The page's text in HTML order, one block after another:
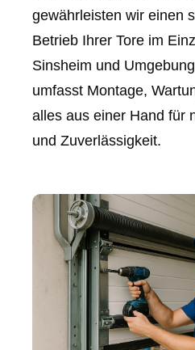
gewährleisten wir einen
Betrieb Ihrer Tore im
Sinsheim und
umfasst Montage,
alles aus einer Hand für
und Zuverlässigkeit.